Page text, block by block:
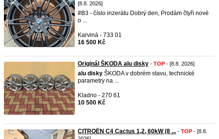
[8.8. 2026]
#B3 - číslo inzerátu Dobrý den, Prodám čtyři nové
o ...
Karviná - 733 01
16 500 Kč
Originál ŠKODA alu disky - TOP - [8.8. 2026]
alu disky ŠKODA v dobrém stavu, technické
parametry na ...
Kladno - 270 61
10 500 Kč
CITROËN C4 Cactus 1,2, 60kW (8 ... - TOP - [8.8.